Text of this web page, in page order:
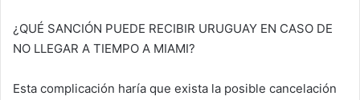
¿QUÉ SANCIÓN PUEDE RECIBIR URUGUAY EN CASO DE
NO LLEGAR A TIEMPO A MIAMI?
Esta complicación haría que exista la posible cancelación